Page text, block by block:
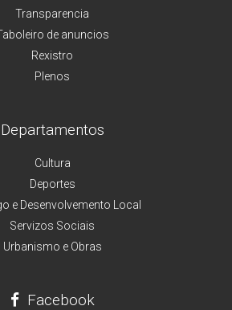
Transparencia
de anuncios
Rexistro
Plenos
Departamentos
Cultura
Deportes
e Desenvolvemento Local
Servizos Sociais
Urbanismo e Obras
Facebook